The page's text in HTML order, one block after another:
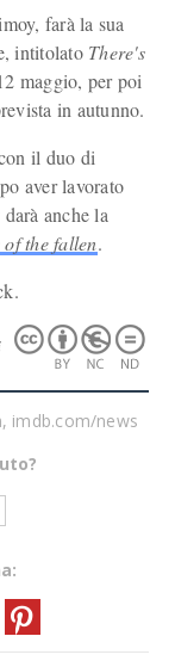
farà la sua
intitolato There's
maggio, per poi
in autunno.
il duo di
aver lavorato
anche la
of the fallen.
imdb.com/news